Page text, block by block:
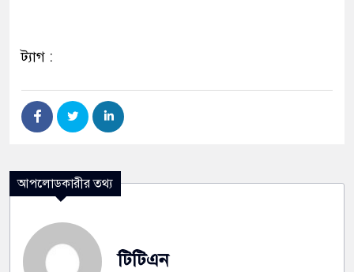
ট্যাগ :
আপলোডকারীর তথ্য
টিটিএন